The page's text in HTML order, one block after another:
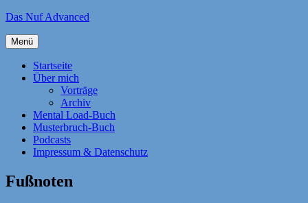
Zum
springen
Das Nuf Advanced
Menü
Startseite
Über mich
Vorträge
Archiv
Mental Load-Buch
Musterbruch-Buch
Podcasts
Impressum & Datenschutz
Fußnoten